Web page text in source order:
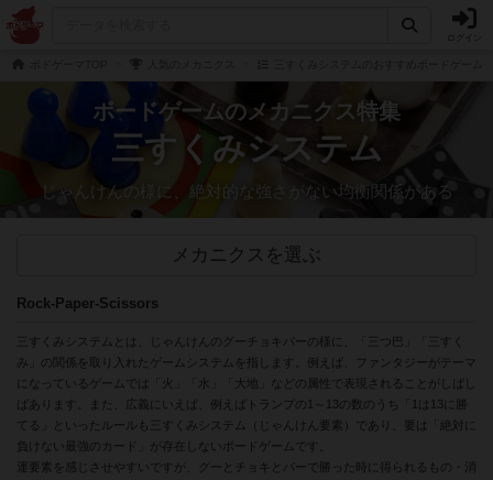
ボードゲームのメカニクス特集
三すくみシステム
じゃんけんの様に、絶対的な強さがない均衡関係がある
メカニクスを選ぶ
Rock-Paper-Scissors
三すくみシステムとは、じゃんけんのグーチョキパーの様に、「三つ巴」「三すく
み」の関係を取り入れたゲームシステムを指します。例えば、ファンタジーがテーマ
になっているゲームでは「火」「水」「大地」などの属性で表現されることがしばし
ばあります。また、広義にいえば、例えばトランプの1～13の数のうち「1は13に勝
てる」といったルールも三すくみシステム（じゃんけん要素）であり、要は「絶対に
負けない最強のカード」が存在しないボードゲームです。
運要素を感じさせやすいですが、グーとチョキとパーで勝った時に得られるもの・消